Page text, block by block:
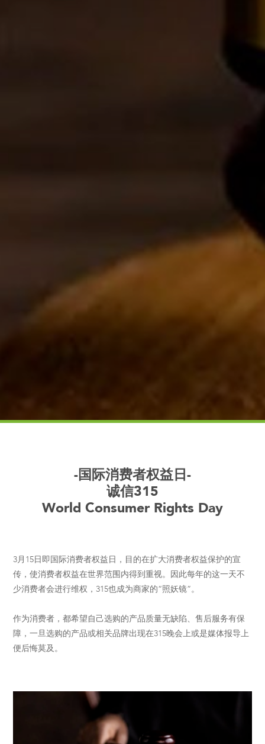
-国际消费者权益日-
诚信315
World Consumer Rights Day
3月15日即国际消费者权益日，目的在扩大消费者权益保护的宣
传，使消费者权益在世界范围内得到重视。因此每年的这一天不
少消费者会进行维权，315也成为商家的“照妖镜”。
作为消费者，都希望自己选购的产品质量无缺陷、售后服务有保
障，一旦选购的产品或相关品牌出现在315晚会上或是媒体报导上
便后悔莫及。